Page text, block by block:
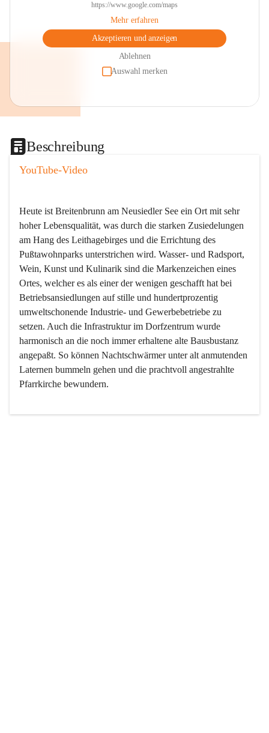
https://www.google.com/maps
Mehr erfahren
Akzeptieren und anzeigen
Ablehnen
Auswahl merken
Beschreibung
YouTube-Video
Heute ist Breitenbrunn am Neusiedler See ein Ort mit sehr
hoher Lebensqualität, was durch die starken Zusiedelungen
am Hang des Leithagebirges und die Errichtung des
Pußtawohnparks unterstrichen wird. Wasser- und Radsport,
Wein, Kunst und Kulinarik sind die Markenzeichen eines
Ortes, welcher es als einer der wenigen geschafft hat bei
Betriebsansiedlungen auf stille und hundertprozentig
umweltschonende Industrie- und Gewerbebetriebe zu
setzen. Auch die Infrastruktur im Dorfzentrum wurde
harmonisch an die noch immer erhaltene alte Bausbustanz
angepaßt. So können Nachtschwärmer unter alt anmutenden
Laternen bummeln gehen und die prachtvoll angestrahlte
Pfarrkirche bewundern.
Der Weinbau dominert heute nicht mehr, ist aber integrativer